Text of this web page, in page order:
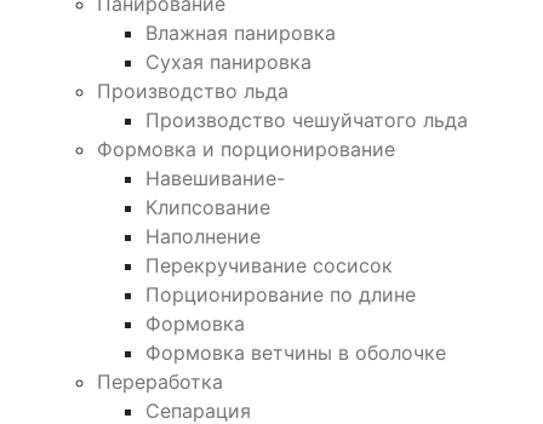
Влажная панировка
Сухая панировка
Производство льда
Производство чешуйчатого льда
Формовка и порционирование
Навешивание-
Клипсование
Наполнение
Перекручивание сосисок
Порционирование по длине
Формовка
Формовка ветчины в оболочке
Переработка
Сепарация